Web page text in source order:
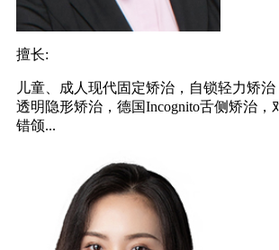
擅长:
儿童、成人现代固定矫治，自锁轻力矫治
透明隐形矫治，德国Incognito舌侧矫治，
错颌...